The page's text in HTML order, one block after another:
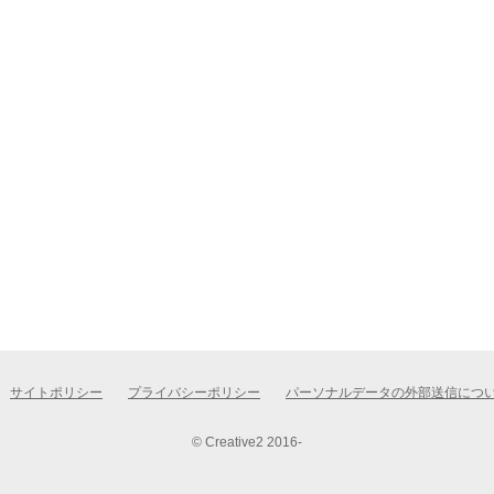
サイトポリシー プライバシーポリシー パーソナルデータの外部送信につ
© Creative2 2016-